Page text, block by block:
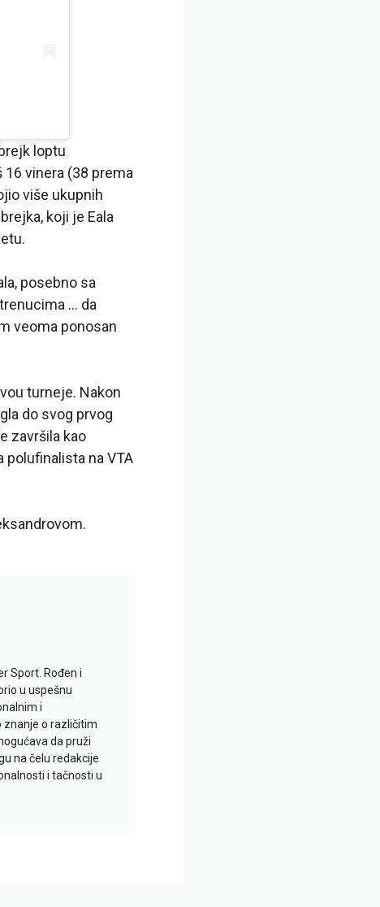
loptu
vinera (38 prema
više ukupnih
koji je Eala
posebno sa
… da
veoma ponosan
turneje. Nakon
do svog prvog
završila kao
polufinalista na VTA
Sport. Rođen i
u uspešnu
i
o različitim
da pruži
na čelu redakcije
i tačnosti u